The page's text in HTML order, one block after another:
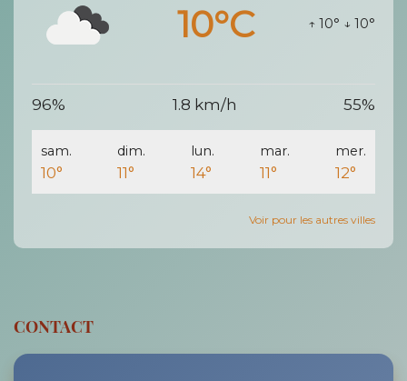
10°C ↑ 10° ↓ 10°
96% 1.8 km/h 55%
sam.
10°
dim.
11°
lun.
14°
mar.
11°
mer.
12°
Voir pour les autres villes
CONTACT